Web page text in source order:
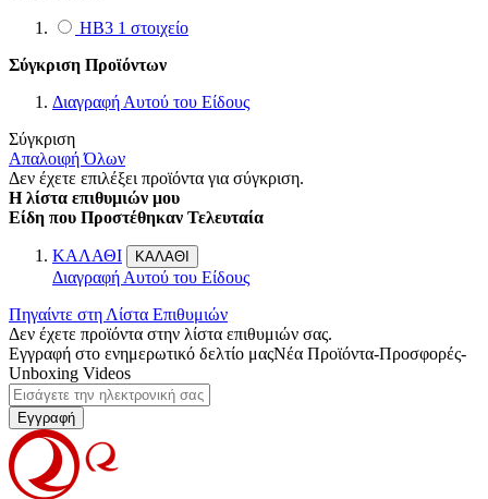
HB3 1 στοιχείο
Σύγκριση Προϊόντων
Διαγραφή Αυτού του Είδους
Σύγκριση
Απαλοιφή Όλων
Δεν έχετε επιλέξει προϊόντα για σύγκριση.
Η λίστα επιθυμιών μου
Είδη που Προστέθηκαν Τελευταία
ΚΑΛΑΘΙ ΚΑΛΑΘΙ
Διαγραφή Αυτού του Είδους
Πηγαίντε στη Λίστα Επιθυμιών
Δεν έχετε προϊόντα στην λίστα επιθυμιών σας.
Εγγραφή στο ενημερωτικό δελτίο μαςΝέα Προϊόντα-Προσφορές-
Unboxing Videos
Εγγραφή